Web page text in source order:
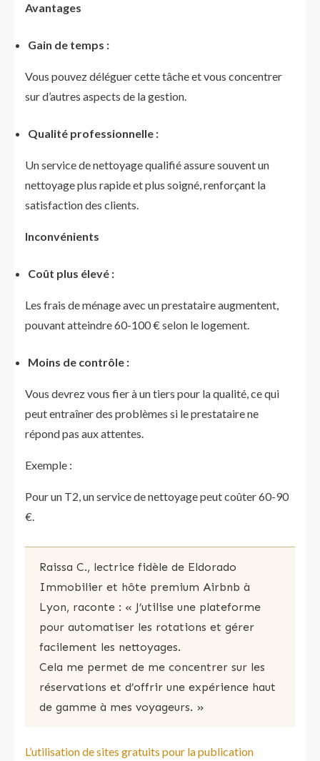
Avantages
Gain de temps :
Vous pouvez déléguer cette tâche et vous concentrer
sur d’autres aspects de la gestion.
Qualité professionnelle :
Un service de nettoyage qualifié assure souvent un
nettoyage plus rapide et plus soigné, renforçant la
satisfaction des clients.
Inconvénients
Coût plus élevé :
Les frais de ménage avec un prestataire augmentent,
pouvant atteindre 60-100 € selon le logement.
Moins de contrôle :
Vous devrez vous fier à un tiers pour la qualité, ce qui
peut entraîner des problèmes si le prestataire ne
répond pas aux attentes.
Exemple :
Pour un T2, un service de nettoyage peut coûter 60-90
€.
Raissa C., lectrice fidèle de Eldorado
Immobilier et hôte premium Airbnb à
Lyon, raconte : « J’utilise une plateforme
pour automatiser les rotations et gérer
facilement les nettoyages.
Cela me permet de me concentrer sur les
réservations et d’offrir une expérience haut
de gamme à mes voyageurs. »
L’utilisation de sites gratuits pour la publication